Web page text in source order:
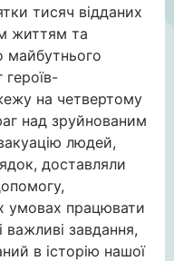
тисяч відданих
життям та
майбутнього
на четвертому
над зруйнованим
людей,
доставляли
умовах працювати
важливі завдання,
в історію нашої